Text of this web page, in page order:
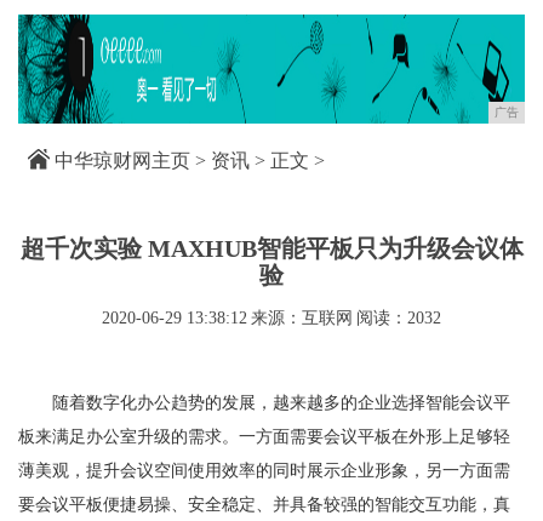
广告
中华琼财网主页 > 资讯 > 正文 >
超千次实验 MAXHUB智能平板只为升级会议体
验
2020-06-29 13:38:12 来源：互联网 阅读：2032
随着数字化办公趋势的发展，越来越多的企业选择智能会议平
板来满足办公室升级的需求。一方面需要会议平板在外形上足够轻
薄美观，提升会议空间使用效率的同时展示企业形象，另一方面需
要会议平板便捷易操、安全稳定、并具备较强的智能交互功能，真